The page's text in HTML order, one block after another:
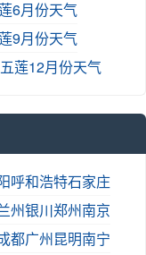
6月份天气
9月份天气
五莲12月份天气
呼和浩特石家庄
州银川郑州南京
都广州昆明南宁